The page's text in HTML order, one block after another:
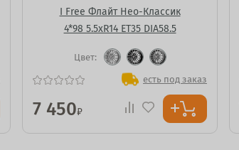
I Free Флайт Нео-Классик
4*98 5.5xR14 ET35 DIA58.5
Цвет:
есть под заказ
7 450₽